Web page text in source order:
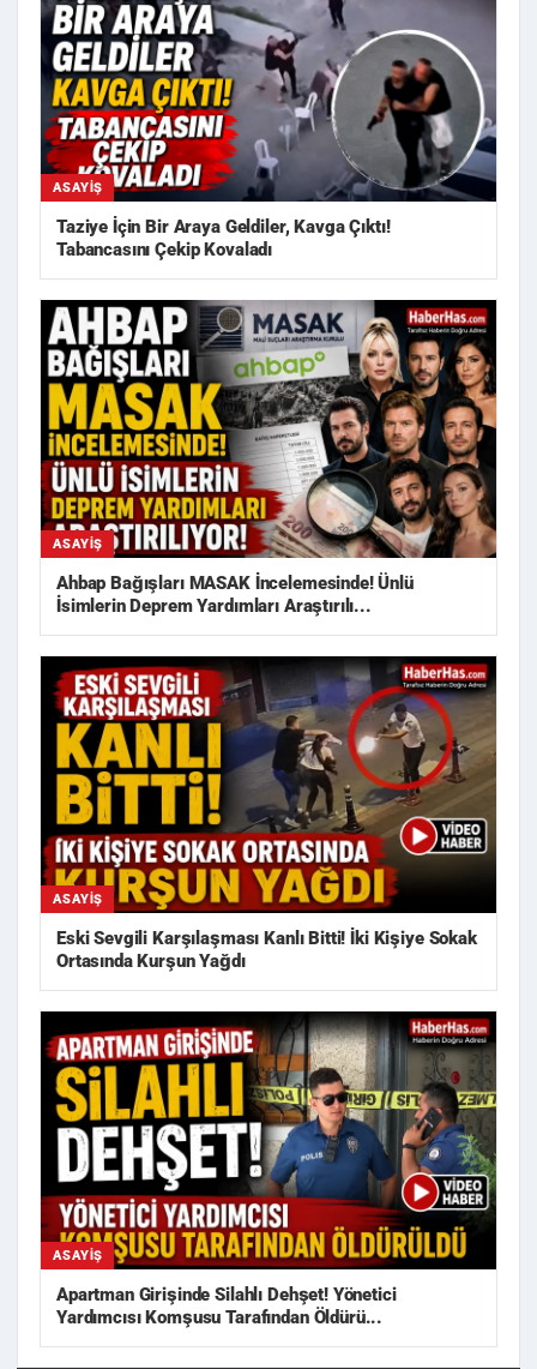
ASAYIŞ
Taziye İçin Bir Araya Geldiler, Kavga Çıktı!
Tabancasını Çekip Kovaladı
ASAYIŞ
Ahbap Bağışları MASAK İncelemesinde! Ünlü
İsimlerin Deprem Yardımları Araştırılı...
ASAYIŞ
Eski Sevgili Karşılaşması Kanlı Bitti! İki Kişiye Sokak
Ortasında Kurşun Yağdı
ASAYIŞ
Apartman Girişinde Silahlı Dehşet! Yönetici
Yardımcısı Komşusu Tarafından Öldürü...